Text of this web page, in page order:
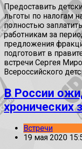
Предоставить
льготы по налогам
полностью
работникам за
предложения
подготовит в
встречи Сергея
Всероссийского
В России
хронических
Встречи
19 мая 2020